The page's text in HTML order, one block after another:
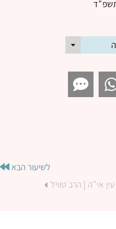
לשיעור הבא
אי"ה | הרב טוויל